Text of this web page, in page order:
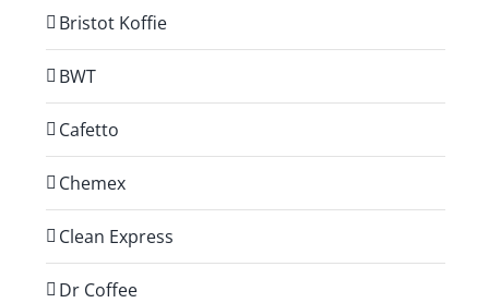
Bristot Koffie
BWT
Cafetto
Chemex
Clean Express
Dr Coffee